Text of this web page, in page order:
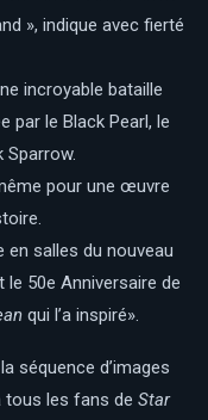
», indique avec fierté
incroyable bataille
par le Black Pearl, le
Sparrow.
pour une œuvre
salles du nouveau
le 50e Anniversaire de
qui l’a inspiré».
séquence d’images
tous les fans de Star